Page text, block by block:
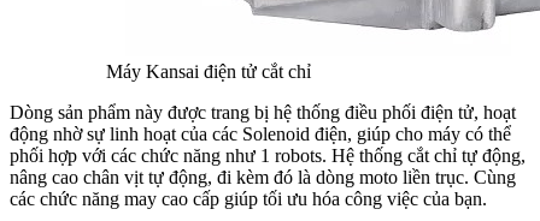
Máy Kansai điện tử cắt chỉ
Dòng sản phẩm này được trang bị hệ thống điều phối điện tử, hoạt
động nhờ sự linh hoạt của các Solenoid điện, giúp cho máy có thể
phối hợp với các chức năng như 1 robots. Hệ thống cắt chỉ tự động,
nâng cao chân vịt tự động, đi kèm đó là dòng moto liền trục. Cùng
các chức năng may cao cấp giúp tối ưu hóa công việc của bạn.